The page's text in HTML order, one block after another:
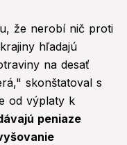
že nerobí nič proti
hľadajú
na desať
skonštatoval s
od výplaty k
peniaze